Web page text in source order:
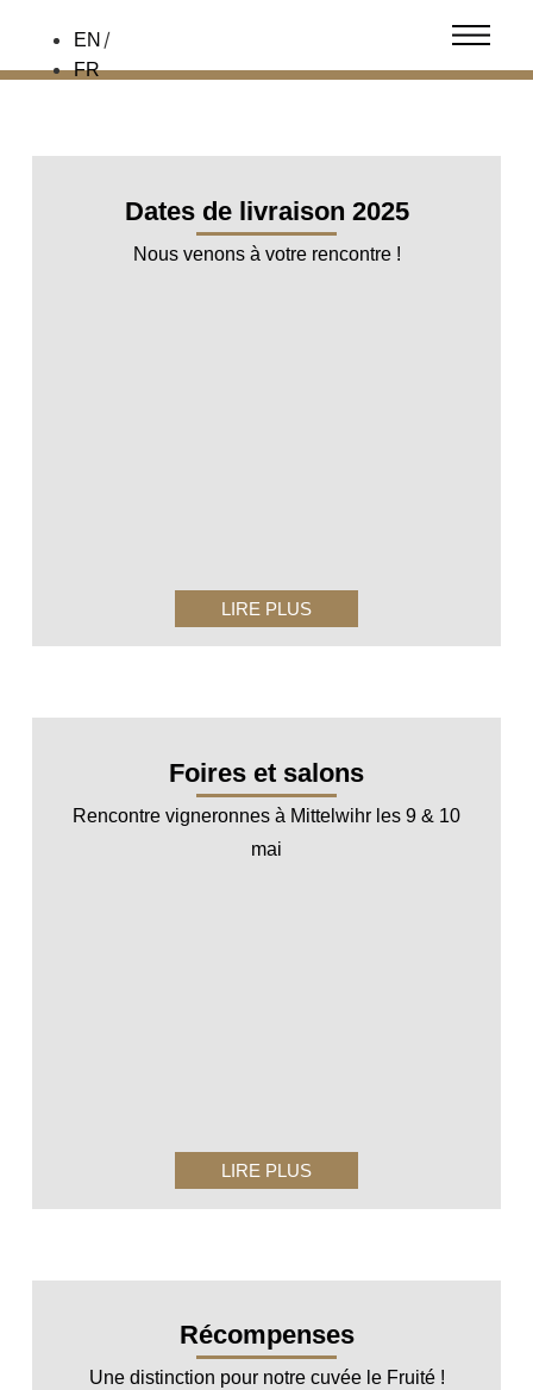
EN
FR
Dates de livraison 2025
Nous venons à votre rencontre !
LIRE PLUS
Foires et salons
Rencontre vigneronnes à Mittelwihr les 9 & 10
mai
LIRE PLUS
Récompenses
Une distinction pour notre cuvée le Fruité !